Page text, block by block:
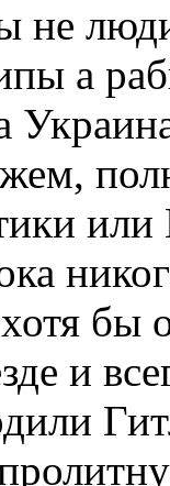
не
а
бы
и